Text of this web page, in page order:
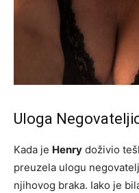
Uloga
Kada je Henry doživio
preuzela ulogu
njihovog braka. Iako je